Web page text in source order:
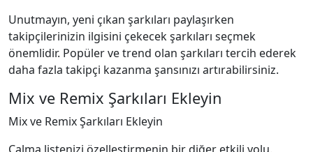
Unutmayın, yeni çıkan şarkıları paylaşırken
takipçilerinizin ilgisini çekecek şarkıları seçmek
önemlidir. Popüler ve trend olan şarkıları tercih ederek
daha fazla takipçi kazanma şansınızı artırabilirsiniz.
Mix ve Remix Şarkıları Ekleyin
Mix ve Remix Şarkıları Ekleyin